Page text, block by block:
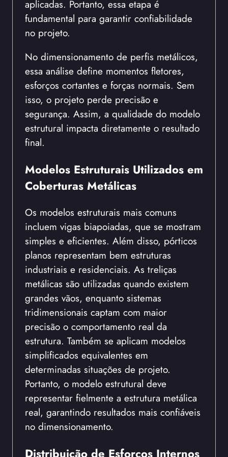
aplicadas. Portanto, essa etapa é
fundamental para garantir confiabilidade
no projeto.
No dimensionamento de perfis metálicos,
essa análise define momentos fletores,
esforços cortantes e forças normais. Sem
isso, o projeto perde precisão e
segurança. Assim, a qualidade do modelo
estrutural impacta diretamente o resultado
final.
Modelos Estruturais Utilizados em
Coberturas Metálicas
Os modelos estruturais mais comuns
incluem vigas biapoiadas, que se mostram
simples e eficientes. Além disso, pórticos
planos representam bem estruturas
industriais e residenciais. As treliças
metálicas são utilizadas quando existem
grandes vãos, enquanto sistemas
tridimensionais captam com maior
precisão o comportamento real da
estrutura. Também se aplicam modelos
simplificados equivalentes em
determinadas situações de projeto.
Portanto, o modelo estrutural deve
representar fielmente a estrutura metálica
real, garantindo resultados mais confiáveis
no dimensionamento.
Distribuição de Esforços Internos